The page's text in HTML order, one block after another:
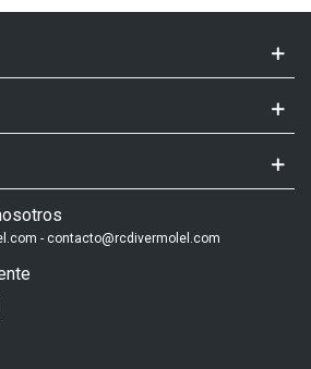
- contacto@rcdivermolel.com